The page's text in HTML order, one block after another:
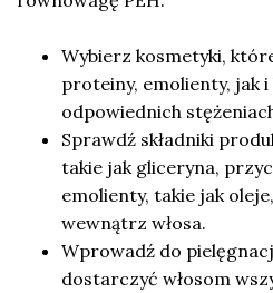
Wybierz kosmetyki,
proteiny, emolienty, jak
odpowiednich
Sprawdź składniki
takie jak gliceryna,
emolienty, takie jak
wewnątrz włosa.
Wprowadź do
dostarczyć włosom